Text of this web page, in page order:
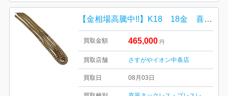
【金相場高騰中!!】K18 18金 喜平ネックレス
買取金額 465,000 円
買取店舗 さすがやイオン中条店
買取日 08月03日